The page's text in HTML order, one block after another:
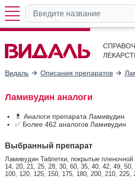
Видаль Описания препаратов
Ламивудин аналоги
💊 Аналоги препарата Ламивудин
✅ Более 462 аналогов Ламивудин
Выбранный препарат
Ламивудин Таблетки, покрытые пленочной
14, 20, 21, 25, 28, 30, 60, 35, 40, 42, 49, 50,
100, 120, 125, 150, 175, 180, 200, 210, 225,